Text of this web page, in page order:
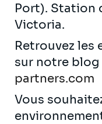
Port). Station
Victoria.
Retrouvez les
sur notre blog
partners.com
Vous